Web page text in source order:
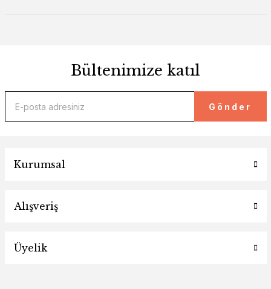
Bültenimize katıl
Gönder
Kurumsal
Alışveriş
Üyelik